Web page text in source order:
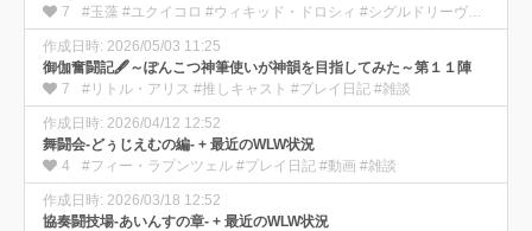
7
#玉藻 #ユクイコロ #ウィキッド・ドロシィ #シグルドリーヴァ #プレイ日記 #動画 #雑談
作成日時: 2026/05/03 11:25
御伽奮闘記🖋️～ぽんこつ神筆使いが神韻を目指してみた～第１１陣
7
#リトル・アリス #推しキャスト #プレイ日記 #雑談
作成日時: 2026/04/12 12:52
舞闘会-どぅじえむの編- + 最近のWLW状況
4
#フィー・ラプンツェル #プレイ日記 #動画 #雑談
作成日時: 2026/03/18 12:52
協奏闘技場-あいんすの章- + 最近のWLW状況